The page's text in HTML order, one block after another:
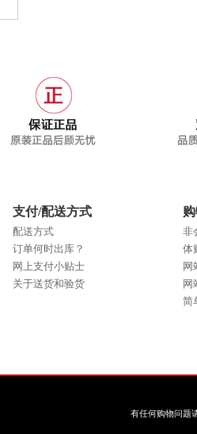
支付/配送方式
配送方式
订单何时出库？
网上支付小贴士
关于送货和验货
非
体
网
网
简
有任何购物问题